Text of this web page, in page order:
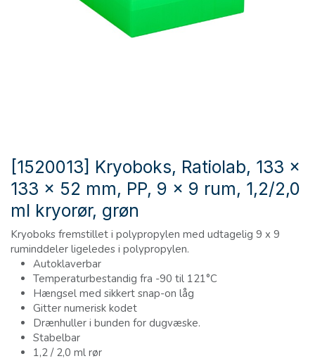
[1520013] Kryoboks, Ratiolab, 133 x
133 x 52 mm, PP, 9 x 9 rum, 1,2/2,0
ml kryorør, grøn
Kryoboks fremstillet i polypropylen med udtagelig 9 x 9
ruminddeler ligeledes i polypropylen.
Autoklaverbar
Temperaturbestandig fra -90 til 121°C
Hængsel med sikkert snap-on låg
Gitter numerisk kodet
Drænhuller i bunden for dugvæske.
Stabelbar
1,2 / 2,0 ml rør